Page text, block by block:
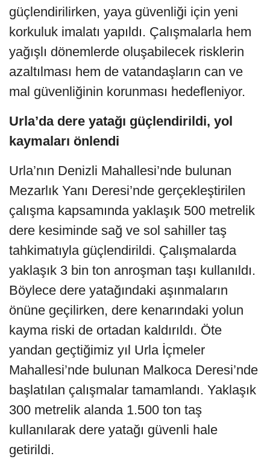
güçlendirilirken, yaya güvenliği için yeni
korkuluk imalatı yapıldı. Çalışmalarla hem
yağışlı dönemlerde oluşabilecek risklerin
azaltılması hem de vatandaşların can ve
mal güvenliğinin korunması hedefleniyor.
Urla’da dere yatağı güçlendirildi, yol
kaymaları önlendi
Urla’nın Denizli Mahallesi’nde bulunan
Mezarlık Yanı Deresi’nde gerçekleştirilen
çalışma kapsamında yaklaşık 500 metrelik
dere kesiminde sağ ve sol sahiller taş
tahkimatıyla güçlendirildi. Çalışmalarda
yaklaşık 3 bin ton anroşman taşı kullanıldı.
Böylece dere yatağındaki aşınmaların
önüne geçilirken, dere kenarındaki yolun
kayma riski de ortadan kaldırıldı. Öte
yandan geçtiğimiz yıl Urla İçmeler
Mahallesi’nde bulunan Malkoca Deresi’nde
başlatılan çalışmalar tamamlandı. Yaklaşık
300 metrelik alanda 1.500 ton taş
kullanılarak dere yatağı güvenli hale
getirildi.